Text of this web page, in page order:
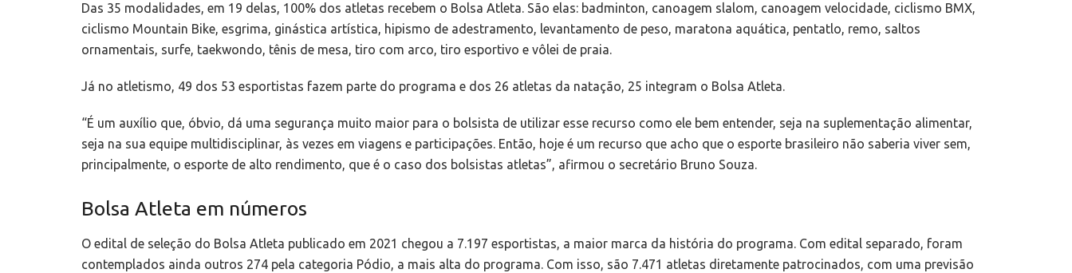
Das 35 modalidades, em 19 delas, 100% dos atletas recebem o Bolsa Atleta. São elas: badminton, canoagem slalom, canoagem velocidade, ciclismo BMX,
ciclismo Mountain Bike, esgrima, ginástica artística, hipismo de adestramento, levantamento de peso, maratona aquática, pentatlo, remo, saltos
ornamentais, surfe, taekwondo, tênis de mesa, tiro com arco, tiro esportivo e vôlei de praia.
Já no atletismo, 49 dos 53 esportistas fazem parte do programa e dos 26 atletas da natação, 25 integram o Bolsa Atleta.
“É um auxílio que, óbvio, dá uma segurança muito maior para o bolsista de utilizar esse recurso como ele bem entender, seja na suplementação alimentar,
seja na sua equipe multidisciplinar, às vezes em viagens e participações. Então, hoje é um recurso que acho que o esporte brasileiro não saberia viver sem,
principalmente, o esporte de alto rendimento, que é o caso dos bolsistas atletas”, afirmou o secretário Bruno Souza.
Bolsa Atleta em números
O edital de seleção do Bolsa Atleta publicado em 2021 chegou a 7.197 esportistas, a maior marca da história do programa. Com edital separado, foram
contemplados ainda outros 274 pela categoria Pódio, a mais alta do programa. Com isso, são 7.471 atletas diretamente patrocinados, com uma previsão